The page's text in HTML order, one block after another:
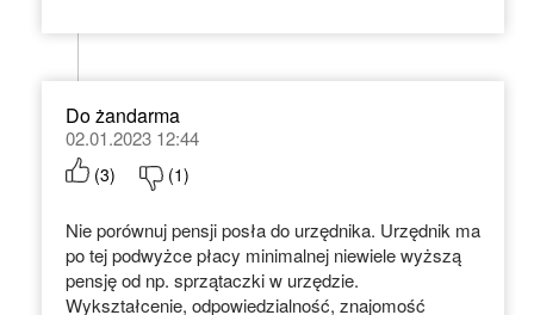
Do żandarma
02.01.2023 12:44
(3) (1)
Nie porównuj pensji posła do urzędnika. Urzędnik ma
po tej podwyżce płacy minimalnej niewiele wyższą
pensję od np. sprzątaczki w urzędzie.
Wykształcenie, odpowiedzialność, znajomość